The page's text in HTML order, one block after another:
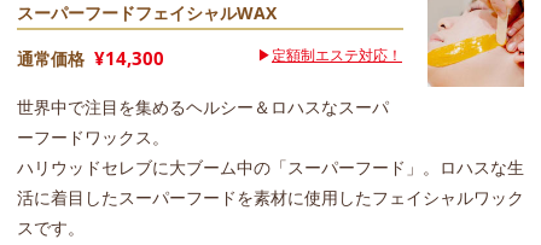
スーパーフードフェイシャルWAX
通常価格 ¥14,300 ▶定額制エステ対応！
世界中で注目を集めるヘルシー＆ロハスなスーパ
ーフードワックス。
ハリウッドセレブに大ブーム中の「スーパーフード」。ロハスな生
活に着目したスーパーフードを素材に使用したフェイシャルワック
スです。